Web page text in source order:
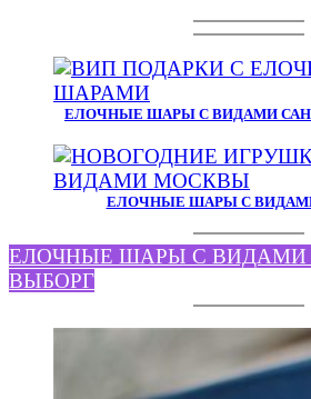
ЕЛОЧНЫЕ ШАРЫ С ВИДАМИ
ЕЛОЧНЫЕ ШАРЫ С
ЕЛОЧНЫЕ ШАРЫ С ВИДАМИ
ВЫБОРГ